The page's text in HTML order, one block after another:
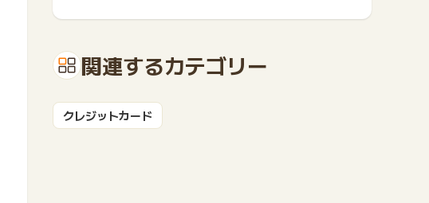
家族全員分を一括請求で支払っている場合、dカード G
待対象となりますので、家族カードを発行するのをおす
すめいたします。
●マネックス証券でのdカード積立で最大5.0％還元
関連するカテゴリー
クレジットカード